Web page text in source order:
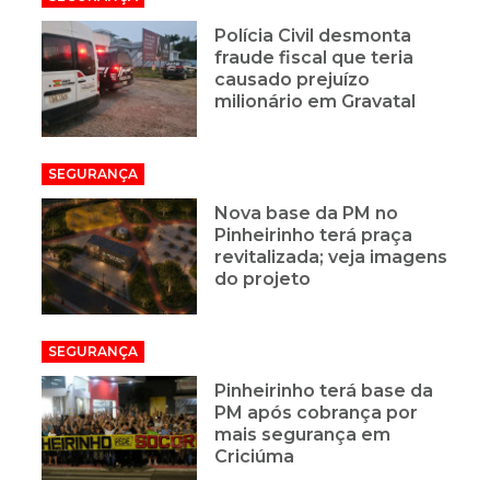
Polícia Civil desmonta
fraude fiscal que teria
causado prejuízo
milionário em Gravatal
SEGURANÇA
Nova base da PM no
Pinheirinho terá praça
revitalizada; veja imagens
do projeto
SEGURANÇA
Pinheirinho terá base da
PM após cobrança por
mais segurança em
Criciúma